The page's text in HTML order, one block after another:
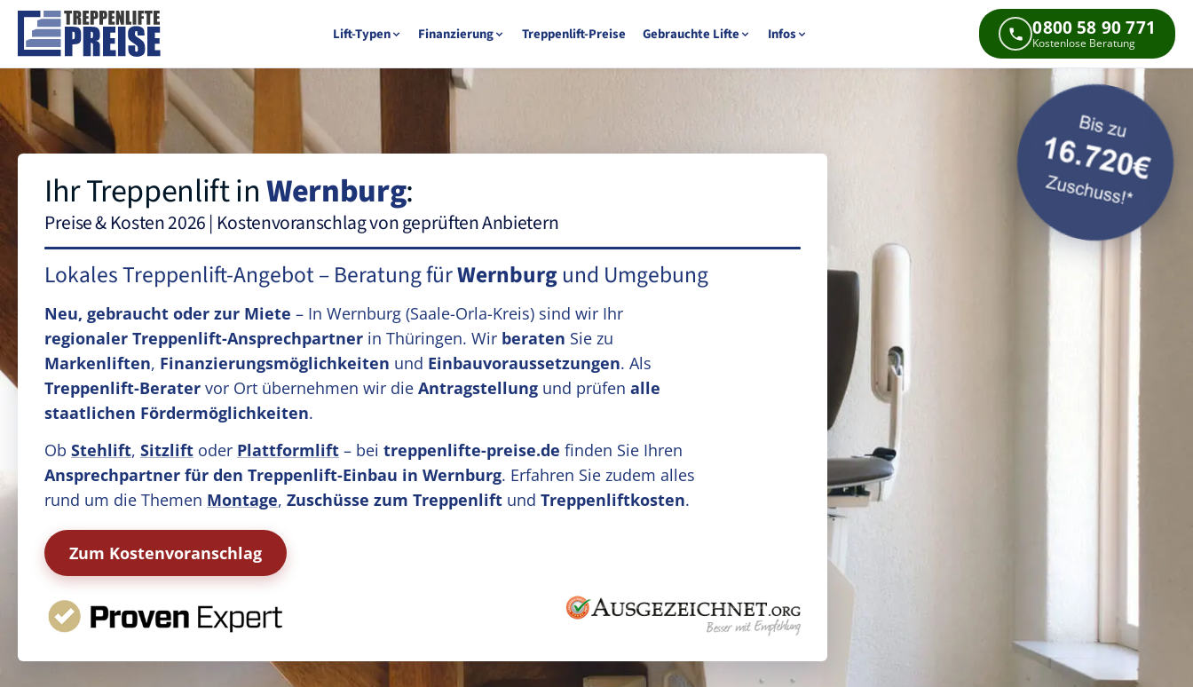
Lift-Typen Finanzierung Treppenlift-Preise Gebrauchte Lifte Infos 0800 58 90 771
Kostenlose Beratung
Ihr Treppenlift inWernburg:
Preise & Kosten 2026 | Kostenvoranschlag von geprüften Anbietern
Lokales Treppenlift-Angebot – Beratung fürWernburgund Umgebung
Neu, gebraucht oder zur Miete – In Wernburg (Saale-Orla-Kreis) sind wir Ihr
regionaler Treppenlift-Ansprechpartner in Thüringen. Wir beraten Sie zu
Markenliften, Finanzierungsmöglichkeiten und Einbauvoraussetzungen. Als
Treppenlift-Berater vor Ort übernehmen wir die Antragstellung und prüfen alle
staatlichen Fördermöglichkeiten.
Ob Stehlift, Sitzlift oder Plattformlift – bei treppenlifte-preise.de finden Sie Ihren
Ansprechpartner für den Treppenlift-Einbau in Wernburg. Erfahren Sie zudem alles
rund um die Themen Montage, Zuschüsse zum Treppenlift und Treppenliftkosten.
Zum Kostenvoranschlag